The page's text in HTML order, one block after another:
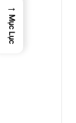
→
Mục Lục